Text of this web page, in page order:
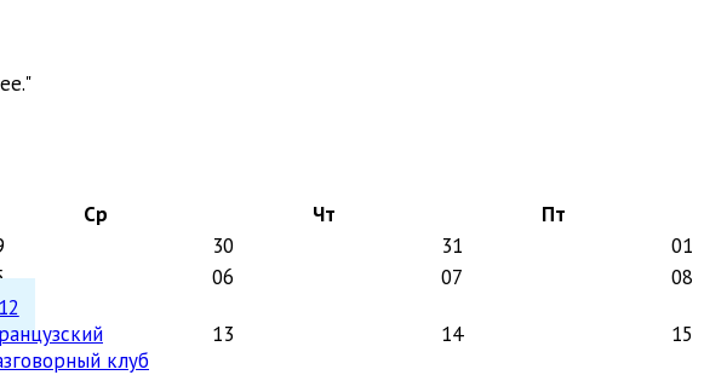
Ср Чт Пт
30 31 01
06 07 08
12
клуб
13 14 15